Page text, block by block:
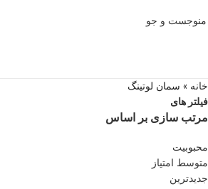
منوجست و جو
خانه » سمان لوتینگ
فیلتر های
مرتب سازی بر اساس
محبوبیت
متوسط امتیاز
جدیدترین